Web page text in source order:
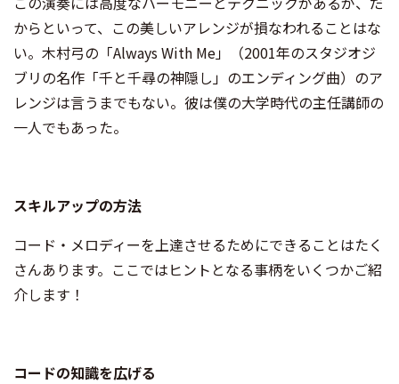
からといって、この美しいアレンジが損なわれることはな
い。木村弓の「Always With Me」（2001年のスタジオジ
ブリの名作「千と千尋の神隠し」のエンディング曲）のア
レンジは言うまでもない。彼は僕の大学時代の主任講師の
一人でもあった。
スキルアップの方法
コード・メロディーを上達させるためにできることはたく
さんあります。ここではヒントとなる事柄をいくつかご紹
介します！
コードの知識を広げる